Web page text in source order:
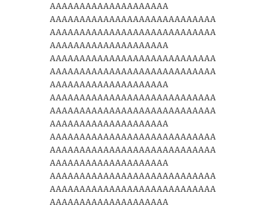
AAAAAAAAAAAAAAAAAAAA
AAAAAAAAAAAAAAAAAAAAAAAAAAAA
AAAAAAAAAAAAAAAAAAAAAAAAAAAA
AAAAAAAAAAAAAAAAAAAA
AAAAAAAAAAAAAAAAAAAAAAAAAAAA
AAAAAAAAAAAAAAAAAAAAAAAAAAAA
AAAAAAAAAAAAAAAAAAAA
AAAAAAAAAAAAAAAAAAAAAAAAAAAA
AAAAAAAAAAAAAAAAAAAAAAAAAAAA
AAAAAAAAAAAAAAAAAAAA
AAAAAAAAAAAAAAAAAAAAAAAAAAAA
AAAAAAAAAAAAAAAAAAAAAAAAAAAA
AAAAAAAAAAAAAAAAAAAA
AAAAAAAAAAAAAAAAAAAAAAAAAAAA
AAAAAAAAAAAAAAAAAAAAAAAAAAAA
AAAAAAAAAAAAAAAAAAAA